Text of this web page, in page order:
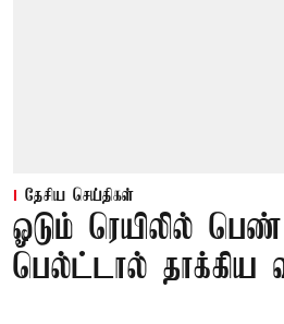
தேசிய செய்திகள்
ஓடும் ரெயிலில்
பெல்ட்டால் தாக்கிய